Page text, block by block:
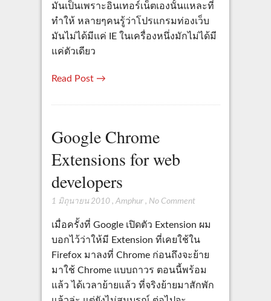
มันเป็นเพราะอินเทอร์เน็ตเองนั้นแหละที่
ทำให้ หลายๆคนรู้ว่าโปรแกรมท่องเว็บ
มันไม่ได้มีแค่ IE ในเครื่องหนึ่งมักไม่ได้มี
แค่ตัวเดียว
Read Post →
Google Chrome
Extensions for web
developers
1 มิถุนายน 2010, Amphur, No Comment
เมื่อครั้งที่ Google เปิดตัว Extension ผม
บอกไว้ว่าให้มี Extension ที่เคยใช้ใน
Firefox มาลงที่ Chrome ก่อนถึงจะย้าย
มาใช้ Chrome แบบถาวร ตอนนี้พร้อม
แล้ว ได้เวลาย้ายแล้ว ที่จริงย้ายมาสักพัก